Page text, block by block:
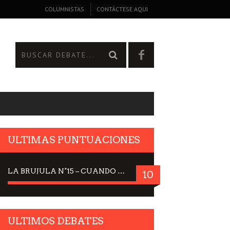
COLUMNISTAS CONTÁCTESE AQUI
ULTIMAS PUNTUACIONES
LA BRUJULA N°15 – CUANDO LA CIENCIA MIRA AL CIELO, DRA. ELISABETH KÜBLER-ROSS 10
ULTIMOS DEBATES